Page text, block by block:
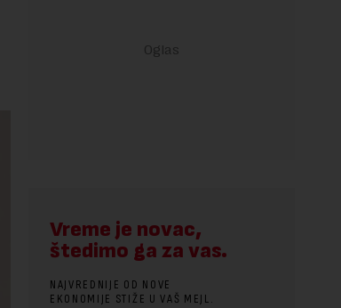
Vreme je novac,
štedimo ga za vas.
NAJVREDNIJE OD NOVE
EKONOMIJE STIŽE U VAŠ MEJL.